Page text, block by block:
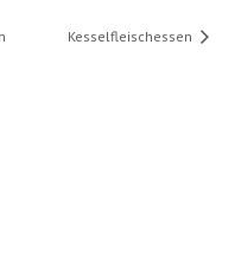
Kesselfleischessen